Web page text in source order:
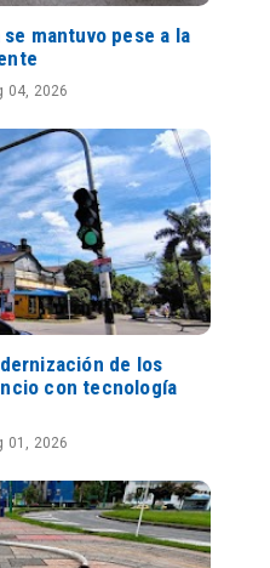
mantuvo pese a la
04, 2026
de los
con tecnología
01, 2026